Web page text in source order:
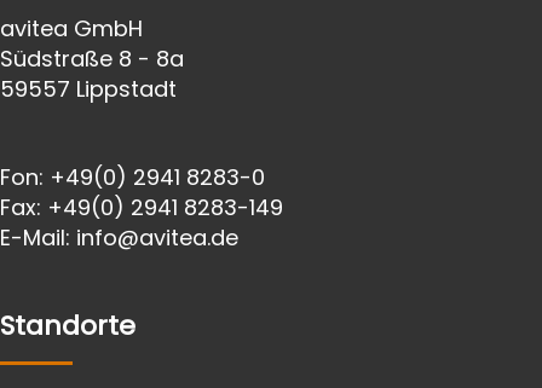
avitea GmbH
Südstraße 8 - 8a
59557 Lippstadt
Fon: +49(0) 2941 8283-0
Fax: +49(0) 2941 8283-149
E-Mail: info@avitea.de
Standorte